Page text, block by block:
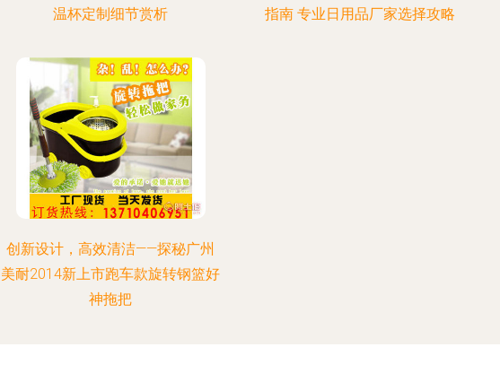
温杯定制细节赏析
指南 专业日用品厂家选择攻略
创新设计，高效清洁——探秘广州
美耐2014新上市跑车款旋转钢篮好
神拖把